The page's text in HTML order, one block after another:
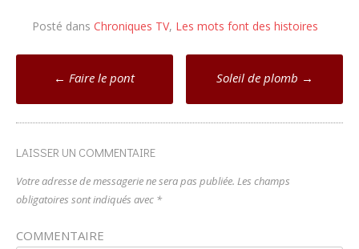
Posté dans Chroniques TV, Les mots font des histoires
Poste
navigation
← Faire le pont Soleil de plomb →
LAISSER UN COMMENTAIRE
Votre adresse de messagerie ne sera pas publiée. Les champs
obligatoires sont indiqués avec *
COMMENTAIRE